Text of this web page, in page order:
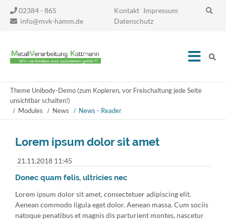
02384 - 865
info@mvk-hamm.de
Navigation
überspringen
Kontakt Impressum
Datenschutz
Theme Unibody-Demo (zum Kopieren, vor Freischaltung jede Seite
unsichtbar schalten!)
Modules
News News - Reader
Lorem ipsum dolor sit amet
21.11.2018 11:45
Donec quam felis, ultricies nec
Lorem ipsum dolor sit amet, consectetuer adipiscing elit.
Aenean commodo ligula eget dolor. Aenean massa. Cum sociis
natoque penatibus et magnis dis parturient montes, nascetur